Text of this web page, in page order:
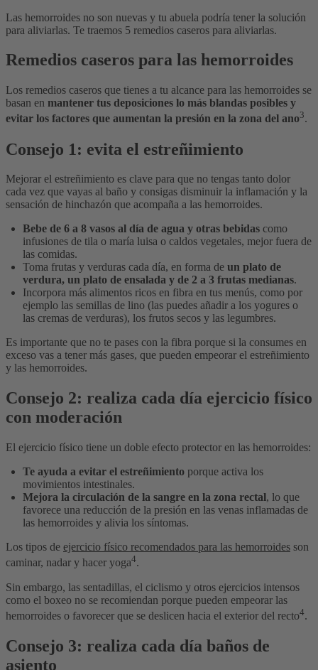
Las hemorroides no son nuevas y tu abuela podría tener la solución
para aliviarlas. Te traemos 5 remedios caseros para aliviarlas.
Remedios caseros para las hemorroides
Los remedios caseros que tienes a tu alcance para las hemorroides se
basan en mantener tus deposiciones lo más blandas posibles y
evitar los factores que aumentan la presión en la zona del ano3.
Consejo 1: evita el estreñimiento
Mejorar el estreñimiento es clave para que no tengas tanto dolor
cada vez que vayas al baño y consigas disminuir la inflamación y la
sensación de hinchazón que acompaña a las hemorroides.
Bebe de 6 a 8 vasos al día de agua y otras bebidas como
infusiones de tila o maría luisa o caldos vegetales, mejor fuera de
las comidas.
Toma frutas y verduras cada día, en forma de un plato de
verdura, un plato de ensalada y de 2 a 3 frutas medianas.
Incorpora más alimentos ricos en fibra en tus menús, como por
ejemplo las semillas de lino (las puedes añadir a los yogures o
las cremas de verduras), los frutos secos y las legumbres.
Es importante que no te pases con la fibra porque si la consumes en
exceso vas a tener más gases, que pueden empeorar el estreñimiento
y las hemorroides.
Consejo 2: realiza cada día ejercicio físico
con moderación
El ejercicio físico tiene un doble efecto protector en las hemorroides:
Te ayuda a evitar el estreñimiento porque activa los
movimientos intestinales.
Mejora la circulación de la sangre en la zona rectal, lo que
favorece una reducción de la presión en las venas inflamadas de
las hemorroides y alivia los síntomas.
Los tipos de ejercicio físico recomendados para las hemorroides son
caminar, nadar y hacer yoga4.
Sin embargo, las sentadillas, el ciclismo y otros ejercicios intensos
como el boxeo no se recomiendan porque pueden empeorar las
hemorroides o favorecer que se deslicen hacia el exterior del recto4.
Consejo 3: realiza cada día baños de
asiento